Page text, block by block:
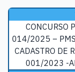
CONCURSO
014/2025 – PMS
CADASTRO DE
001/2023 -